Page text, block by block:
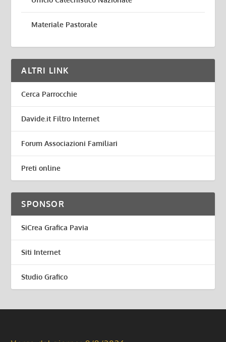
Materiale Pastorale
ALTRI LINK
Cerca Parrocchie
Davide.it Filtro Internet
Forum Associazioni Familiari
Preti online
SPONSOR
SiCrea Grafica Pavia
Siti Internet
Studio Grafico